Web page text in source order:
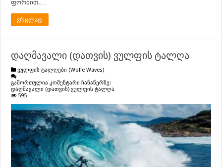
ფორმით.…
ვრცლად
დაღმავალი (დათვის) ვულფის ტალღა
ვულფის ტალღები (Wolfe Waves)
გამორთულია კომენტარი ჩანაწერზე:
დაღმავალი (დათვის) ვულფის ტალღა
595